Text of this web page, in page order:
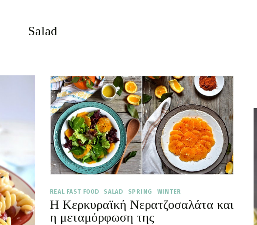
Salad
REAL FAST FOOD SALAD SPRING WINTER
Η Κερκυραϊκή Νερατζοσαλάτα και
η μεταμόρφωση της